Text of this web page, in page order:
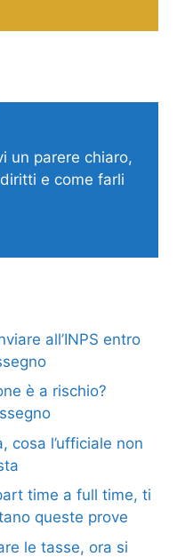
un parere chiaro,
e come farli
all’INPS entro
è a rischio?
cosa l’ufficiale non
time a full time, ti
queste prove
le tasse, ora si